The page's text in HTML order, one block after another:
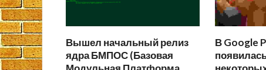
Вышел начальный релиз
ядра БМПОС (Базовая
В Google